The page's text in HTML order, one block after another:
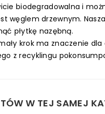
biodegradowalna i
węglem drzewnym.
płytkę nazębną.
krok ma znaczenie
z recyklingu
W TEJ SAMEJ